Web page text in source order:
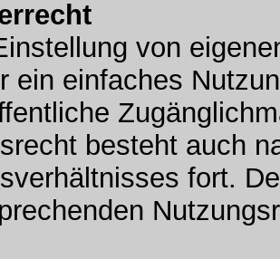
von
ein einfaches
besteht auch
fort.